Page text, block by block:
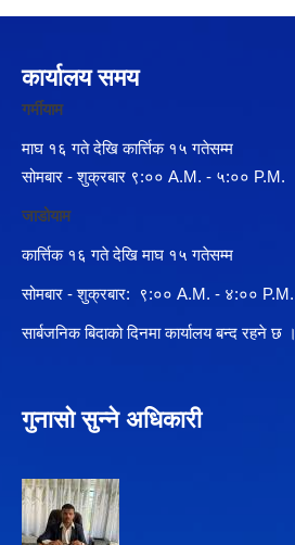
कार्यालय समय
गर्मीयाम
माघ १६ गते देखि कार्त्तिक १५ गतेसम्म
सोमबार - शुक्रबार ९:०० A.M. - ५:०० P.M.
जाडोयाम
कार्त्तिक १६ गते देखि माघ १५ गतेसम्म
सोमबार - शुक्रबार: ९:०० A.M. - ४:०० P.M.
सार्बजनिक बिदाको दिनमा कार्यालय बन्द रहने छ ।
गुनासो सुन्ने अधिकारी